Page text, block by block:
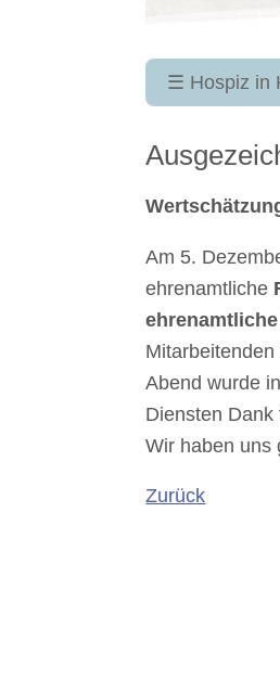
Navigation
überspringen
☰ Hospiz in
Am 5.
ehrenamtliche
Abend wurde
Diensten
Wir haben uns
Zurück